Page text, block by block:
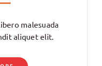
malesuada
aliquet elit.